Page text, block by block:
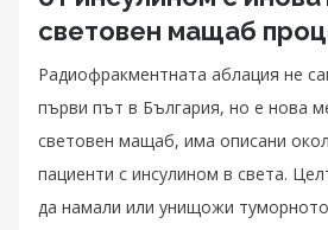
световен мащаб
Радиофракментната аблация не
първи път в България, но е нова
световен мащаб, има описани
пациенти с инсулином в света.
да намали или унищожи